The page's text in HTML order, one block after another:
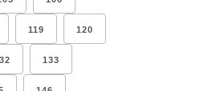
119 120
133